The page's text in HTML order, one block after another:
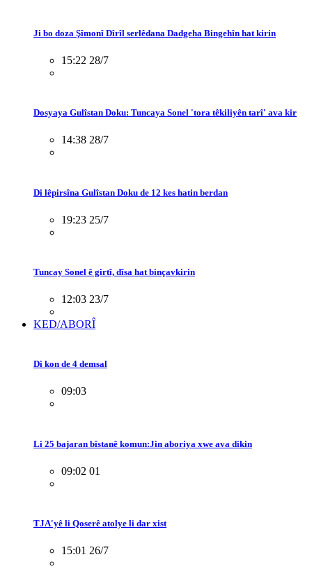
Ji bo doza Şîmonî Dîrîl serlêdana Dadgeha Bingehîn hat kirin
15:22 28/7
Dosyaya Gulîstan Doku: Tuncaya Sonel 'tora têkiliyên tarî' ava kir
14:38 28/7
Di lêpirsîna Gulîstan Doku de 12 kes hatin berdan
19:23 25/7
Tuncay Sonel ê girtî, dîsa hat binçavkirin
12:03 23/7
KED/ABORÎ
Di kon de 4 demsal
09:03
Li 25 bajaran bîstanê komun:Jin aboriya xwe ava dikin
09:02 01
TJA'yê li Qoserê atolye li dar xist
15:01 26/7